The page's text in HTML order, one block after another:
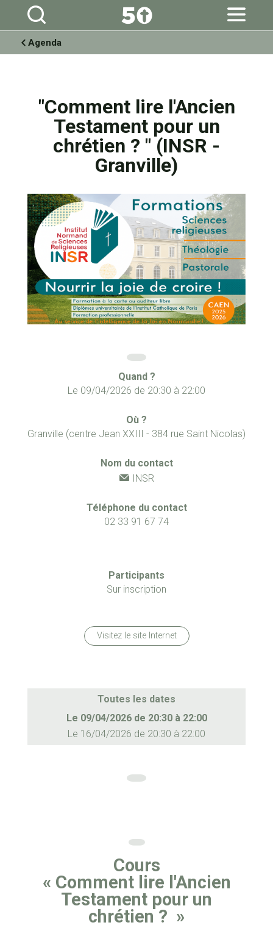
Aller
personnels
Agenda
"Comment lire l'Ancien
Testament pour un
chrétien ? " (INSR -
Granville)
Quand ?
Le 09/04/2026 de 20:30 à 22:00
Où ?
Granville (centre Jean XXIII - 384 rue Saint Nicolas)
Nom du contact
INSR
Téléphone du contact
02 33 91 67 74
Participants
Sur inscription
Visitez le site Internet
Toutes les dates
Le 09/04/2026de 20:30à 22:00
Le 16/04/2026 de 20:30 à 22:00
Cours
« Comment lire l'Ancien
Testament pour un
chrétien ? »